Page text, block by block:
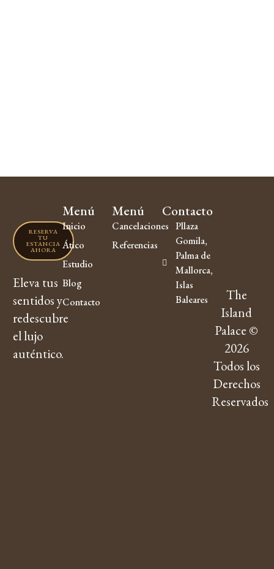
RESERVA
TU
ESTANCIA
AHORA
Eleva tus
sentidos y
redescubre
el lujo
auténtico.
Menú
Inicio
Ático
Estudio
Blog
Contacto
Menú
Cancelaciones
Referencias
Contacto
Pllaza
Gomila,
Palma de
Mallorca,
Islas
Baleares
The
Island
Palace ©
2026
Todos los
Derechos
Reservados